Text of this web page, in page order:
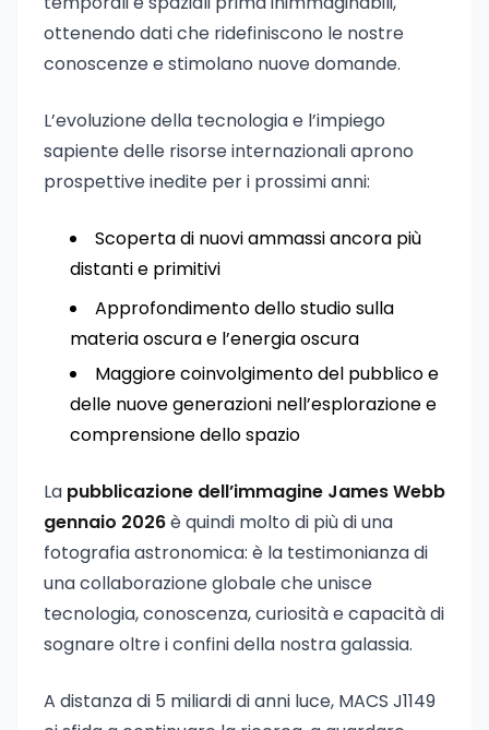
ottenendo dati che ridefiniscono le nostre
conoscenze e stimolano nuove domande.
L’evoluzione della tecnologia e l’impiego
sapiente delle risorse internazionali aprono
prospettive inedite per i prossimi anni:
Scoperta di nuovi ammassi ancora più
distanti e primitivi
Approfondimento dello studio sulla
materia oscura e l’energia oscura
Maggiore coinvolgimento del pubblico e
delle nuove generazioni nell’esplorazione e
comprensione dello spazio
La pubblicazione dell’immagine James Webb
gennaio 2026è quindi molto di più di una
fotografia astronomica: è la testimonianza di
una collaborazione globale che unisce
tecnologia, conoscenza, curiosità e capacità di
sognare oltre i confini della nostra galassia.
A distanza di 5 miliardi di anni luce, MACS J1149